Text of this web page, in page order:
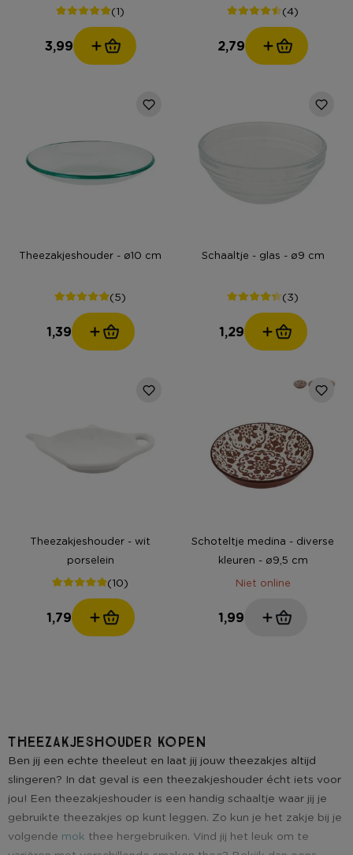
(1)
3,99
(4)
2,79
Theezakjeshouder - ø10 cm
(5)
1,39
Schaaltje - glas - ø9 cm
(3)
1,29
Theezakjeshouder - wit
porselein
(10)
1,79
Schoteltje medina - diverse
kleuren - ø9,5 cm
Niet online
1,99
Theezakjeshouder kopen
Ben jij een echte theeleut en laat jij jouw theezakjes altijd
slingeren? In dat geval is een theezakjeshouder écht iets voor
jou! Een theezakjeshouder is een handig schaaltje waar jij je
gebruikte theezakjes op kunt leggen. Zo kun je het zakje bij je
volgende mok thee hergebruiken. Vind jij het leuk om te